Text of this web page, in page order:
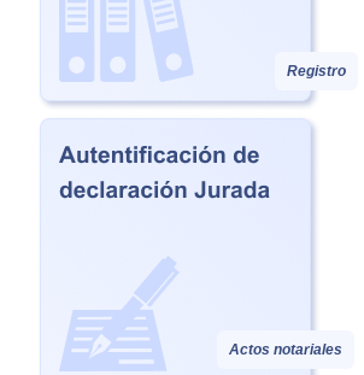
Registro
Actos notariales